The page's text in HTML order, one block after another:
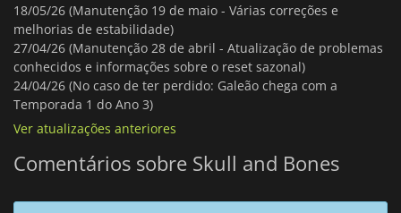
18/05/26 (Manutenção 19 de maio - Várias correções e
melhorias de estabilidade)
27/04/26 (Manutenção 28 de abril - Atualização de problemas
conhecidos e informações sobre o reset sazonal)
24/04/26 (No caso de ter perdido: Galeão chega com a
Temporada 1 do Ano 3)
Ver atualizações anteriores
Comentários sobre Skull and Bones